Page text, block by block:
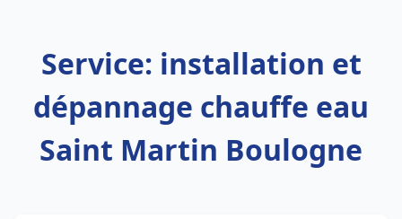
Service: installation et
dépannage chauffe eau
Saint Martin Boulogne